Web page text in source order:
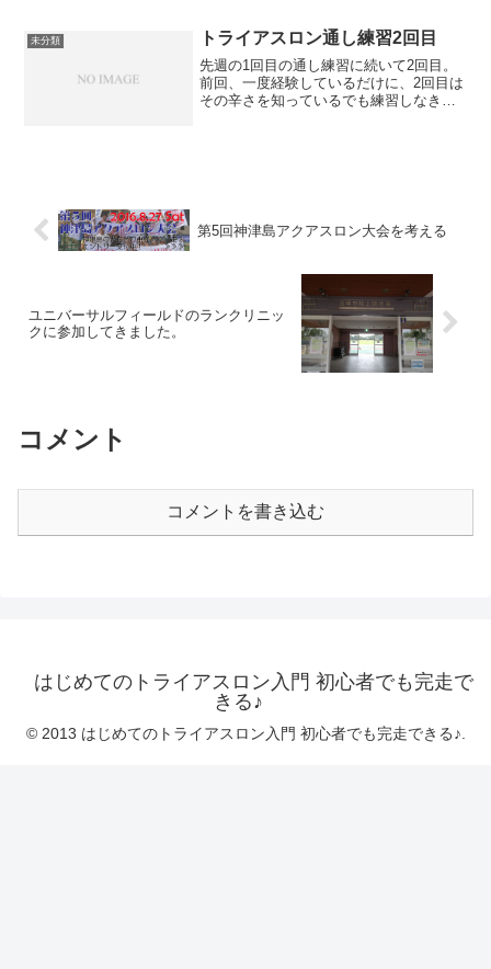
す。大会概要会場 サンビーチ一ツ葉北
ビーチ・宮崎臨海公...
未分類 トライアスロン通し練習2回目
先週の1回目の通し練習に続いて2回目。
前回、一度経験しているだけに、2回目は
その辛さを知っているでも練習しなきゃ
第5回神津島アクアスロン大会を考える
ユニバーサルフィールドのランクリニッ
クに参加してきました。
コメント
コメントを書き込む
はじめてのトライアスロン入門 初心者でも完走で
きる♪
© 2013 はじめてのトライアスロン入門 初心者でも完走できる♪.